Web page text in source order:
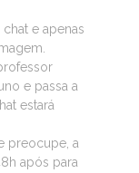
e apenas
e passa a
estará
preocupe, a
após para